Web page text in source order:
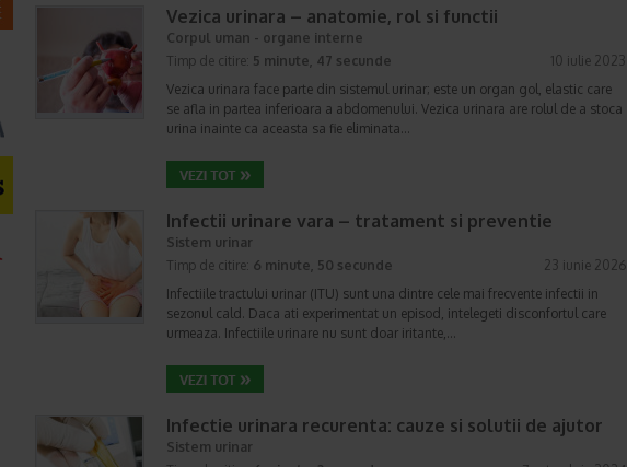
Vezica urinara – anatomie, rol si functii
Corpul uman - organe interne
Timp de citire: 5 minute, 47 secunde
10 iulie 2023
Vezica urinara face parte din sistemul urinar; este un organ gol, elastic care
se afla in partea inferioara a abdomenului. Vezica urinara are rolul de a stoca
urina inainte ca aceasta sa fie eliminata…
Infectii urinare vara – tratament si preventie
Sistem urinar
Timp de citire: 6 minute, 50 secunde
23 iunie 2026
Infectiile tractului urinar (ITU) sunt una dintre cele mai frecvente infectii in
sezonul cald. Daca ati experimentat un episod, intelegeti disconfortul care
urmeaza. Infectiile urinare nu sunt doar iritante,…
Infectie urinara recurenta: cauze si solutii de ajutor
Sistem urinar